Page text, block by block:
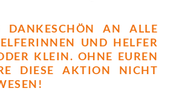
DANKESCHÖN AN ALLE F
UND HELFER –
KLEIN. OHNE EUREN EIN
AKTION NICHT MÖG